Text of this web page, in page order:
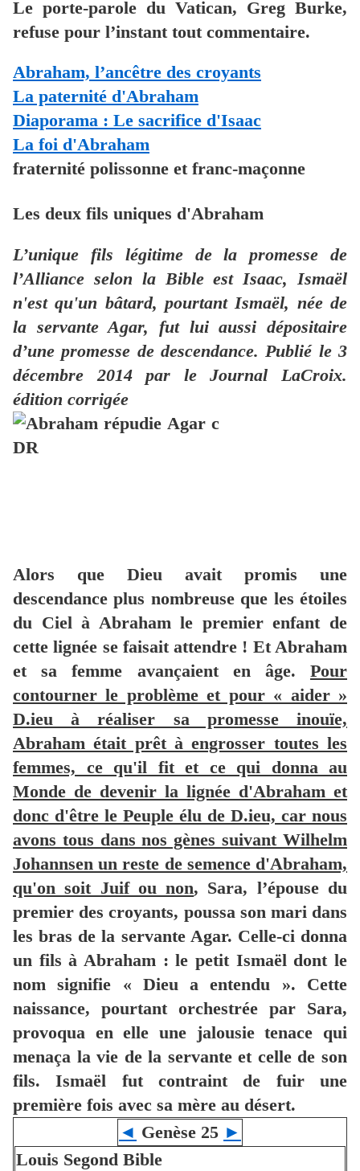
Le porte-parole du Vatican, Greg Burke,
refuse pour l’instant tout commentaire.
Abraham, l’ancêtre des croyants
La paternité d'Abraham
Diaporama : Le sacrifice d'Isaac
La foi d'Abraham
fraternité polissonne et franc-maçonne
Les deux fils uniques d'Abraham
L’unique fils légitime de la promesse de
l’Alliance selon la Bible est Isaac, Ismaël
n'est qu'un bâtard, pourtant Ismaël, née de
la servante Agar, fut lui aussi dépositaire
d’une promesse de descendance. Publié le 3
décembre 2014 par le Journal LaCroix.
édition corrigée
Alors que Dieu avait promis une
descendance plus nombreuse que les étoiles
du Ciel à Abraham le premier enfant de
cette lignée se faisait attendre ! Et Abraham
et sa femme avançaient en âge. Pour
contourner le problème et pour « aider »
D.ieu à réaliser sa promesse inouïe,
Abraham était prêt à engrosser toutes les
femmes, ce qu'il fit et ce qui donna au
Monde de devenir la lignée d'Abraham et
donc d'être le Peuple élu de D.ieu, car nous
avons tous dans nos gènes suivant Wilhelm
Johannsen un reste de semence d'Abraham,
qu'on soit Juif ou non, Sara, l’épouse du
premier des croyants, poussa son mari dans
les bras de la servante Agar. Celle-ci donna
un fils à Abraham : le petit Ismaël dont le
nom signifie « Dieu a entendu ». Cette
naissance, pourtant orchestrée par Sara,
provoqua en elle une jalousie tenace qui
menaça la vie de la servante et celle de son
fils. Ismaël fut contraint de fuir une
première fois avec sa mère au désert.
◄ Genèse 25 ►
Louis Segond Bible